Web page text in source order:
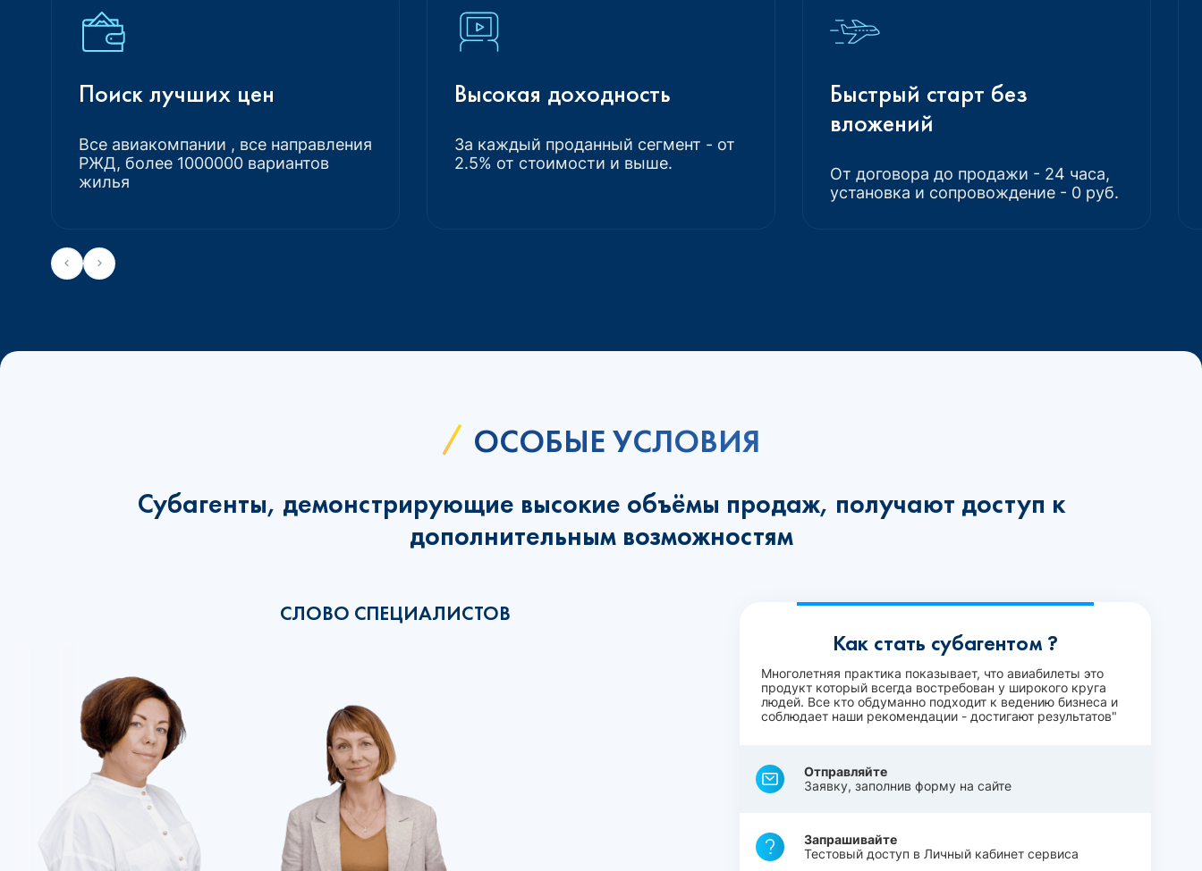
Поиск лучших цен
Все авиакомпании , все направления
РЖД, более 1000000 вариантов
жилья
Высокая доходность
За каждый проданный сегмент - от
2.5% от стоимости и выше.
Быстрый старт без
вложений
От договора до продажи - 24 часа,
установка и сопровождение - 0 руб.
ОСОБЫЕ УСЛОВИЯ
Субагенты, демонстрирующие высокие объёмы продаж, получают доступ к
дополнительным возможностям
СЛОВО СПЕЦИАЛИСТОВ
Как стать субагентом ?
Многолетняя практика показывает, что авиабилеты это
продукт который всегда востребован у широкого круга
людей. Все кто обдуманно подходит к ведению бизнеса и
соблюдает наши рекомендации - достигают результатов"
Отправляйте
Заявку, заполнив форму на сайте
Запрашивайте
Тестовый доступ в Личный кабинет сервиса